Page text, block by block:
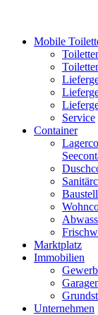
Mobile
Service
Container
Marktplatz
Immobilien
Unternehmen